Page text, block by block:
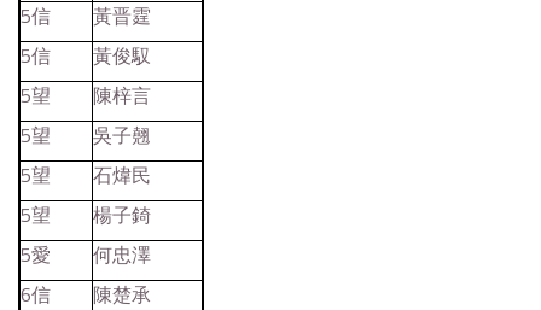
5信
黃晋霆
5信
黃俊馭
5望
陳梓言
5望
吳子翹
5望
石煒民
5望
楊子錡
5愛
何忠澤
6信
陳楚承